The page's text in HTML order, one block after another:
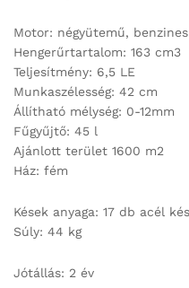
Motor: négyütemű, benzines
Hengerűrtartalom: 163 cm3
Teljesítmény: 6,5 LE
Munkaszélesség: 42 cm
Állítható mélység: 0-12mm
Fűgyűjtő: 45 l
Ajánlott terület 1600 m2
Ház: fém
Kések anyaga: 17 db acél kés
Súly: 44 kg
Jótállás: 2 év